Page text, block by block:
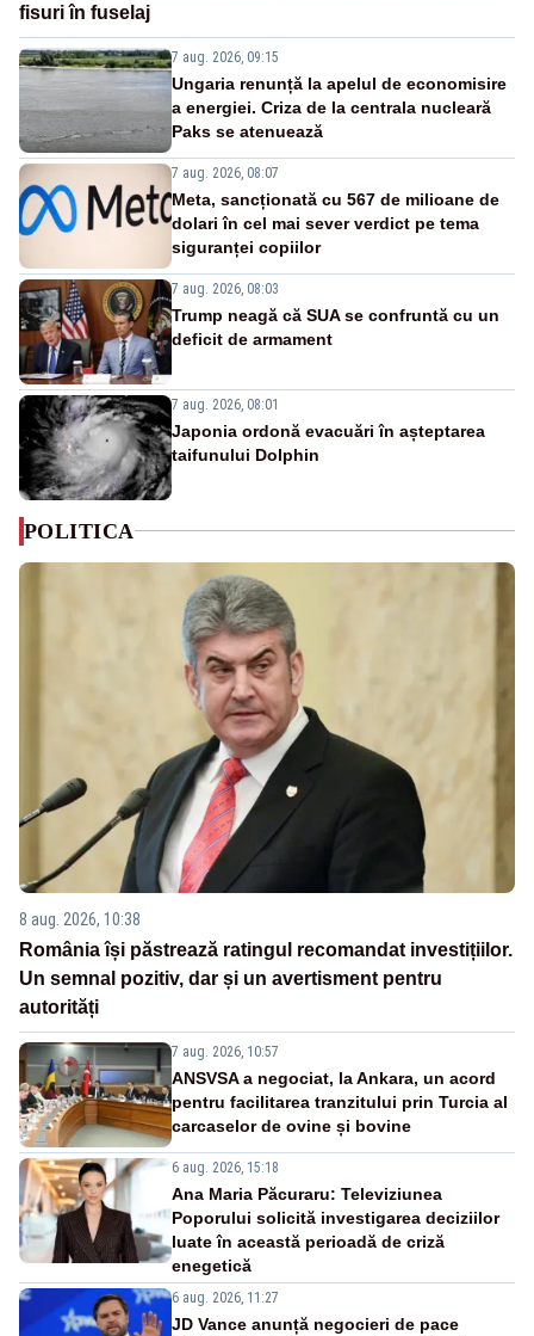
fisuri în fuselaj
7 aug. 2026, 09:15
Ungaria renunță la apelul de economisire
a energiei. Criza de la centrala nucleară
Paks se atenuează
7 aug. 2026, 08:07
Meta, sancționată cu 567 de milioane de
dolari în cel mai sever verdict pe tema
siguranței copiilor
7 aug. 2026, 08:03
Trump neagă că SUA se confruntă cu un
deficit de armament
7 aug. 2026, 08:01
Japonia ordonă evacuări în așteptarea
taifunului Dolphin
POLITICA
8 aug. 2026, 10:38
România își păstrează ratingul recomandat investițiilor.
Un semnal pozitiv, dar și un avertisment pentru
autorități
7 aug. 2026, 10:57
ANSVSA a negociat, la Ankara, un acord
pentru facilitarea tranzitului prin Turcia al
carcaselor de ovine și bovine
6 aug. 2026, 15:18
Ana Maria Păcuraru: Televiziunea
Poporului solicită investigarea deciziilor
luate în această perioadă de criză
enegetică
6 aug. 2026, 11:27
JD Vance anunță negocieri de pace